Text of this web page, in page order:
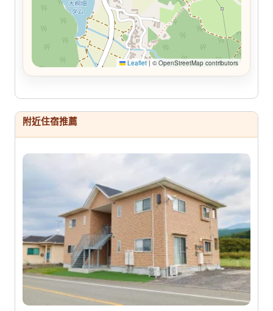
Leaflet | © OpenStreetMap contributors
附近住宿推薦